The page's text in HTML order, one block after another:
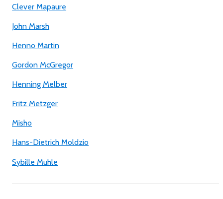
Clever Mapaure
John Marsh
Henno Martin
Gordon McGregor
Henning Melber
Fritz Metzger
Misho
Hans-Dietrich Moldzio
Sybille Muhle